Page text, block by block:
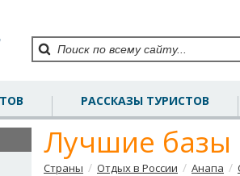
РАССКАЗЫ ТУРИСТОВ
Лучшие базы
Страны / Отдых в России / Анапа /